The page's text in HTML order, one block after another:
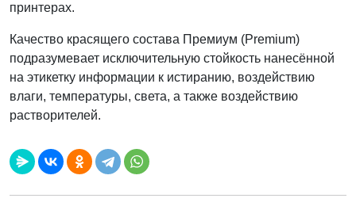
принтерах.
Качество красящего состава Премиум (Premium)
подразумевает исключительную стойкость нанесённой
на этикетку информации к истиранию, воздействию
влаги, температуры, света, а также воздействию
растворителей.